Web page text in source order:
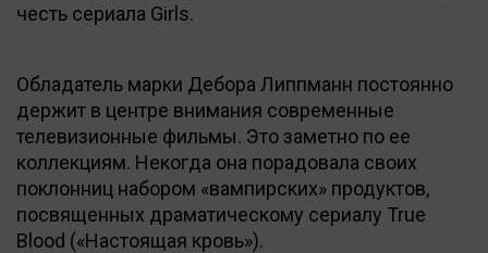
честь сериала Girls.
Обладатель марки Дебора Липпманн постоянно
держит в центре внимания современные
телевизионные фильмы. Это заметно по ее
коллекциям. Некогда она порадовала своих
поклонниц набором «вампирских» продуктов,
посвященных драматическому сериалу True
Blood («Настоящая кровь»).